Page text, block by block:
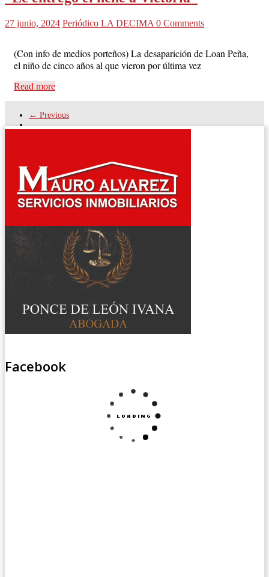
27 junio, 2024 Periódico LA DECIMA 0 Comments
(Con info de medios porteños) La desaparición de Loan Peña,
el niño de cinco años al que vieron por última vez
Read more
← Previous
Facebook